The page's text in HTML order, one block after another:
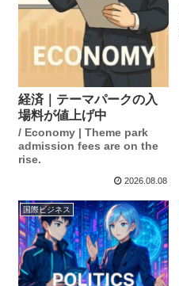
経済｜テーマパークの入
場料が値上げ中
/ Economy | Theme park
admission fees are on the
rise.
2026.08.08
国際ビジネス